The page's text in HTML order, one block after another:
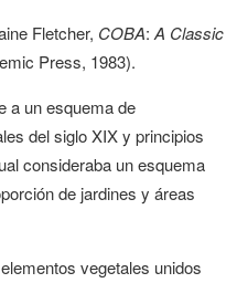
Fletcher, COBA: A Classic
Press, 1983).
a un esquema de
del siglo XIX y principios
consideraba un esquema
de jardines y áreas
vegetales unidos